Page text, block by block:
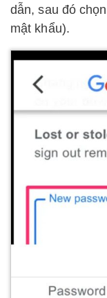
dẫn, sau đó chọn
mật khẩu).